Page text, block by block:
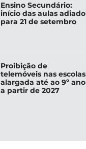
Ensino Secundário:
início das aulas adiado
para 21 de setembro
Proibição de
telemóveis nas escolas
alargada até ao 9º ano
a partir de 2027